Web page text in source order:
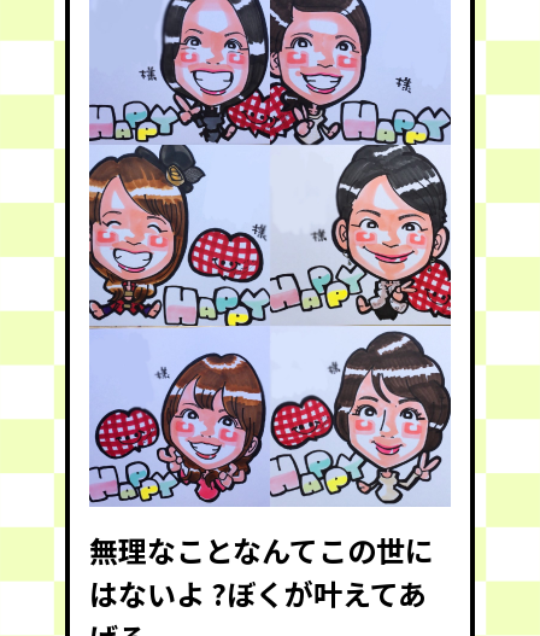
無理なことなんてこの世に
はないよ ?ぼくが叶えてあ